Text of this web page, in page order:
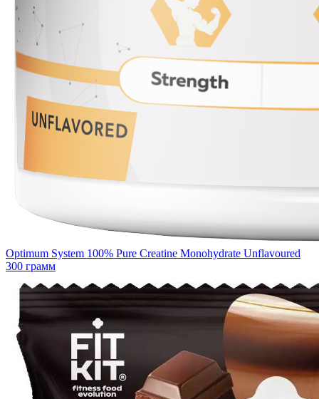
Optimum System 100% Pure Creatine Monohydrate Unflavoured
300 грамм